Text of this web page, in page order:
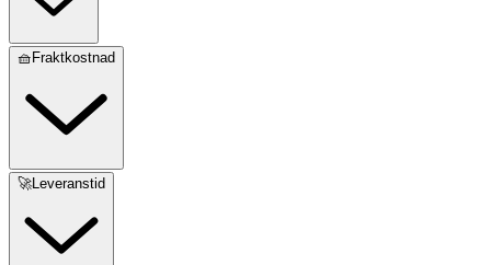
🧺Fraktkostnad
🚀Leveranstid